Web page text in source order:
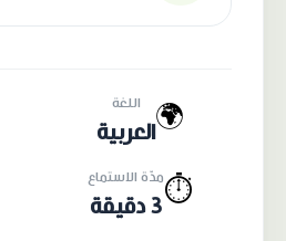
🌍 اللغة
العربية
⏱️مدّة الاستماع
3 دقيقة